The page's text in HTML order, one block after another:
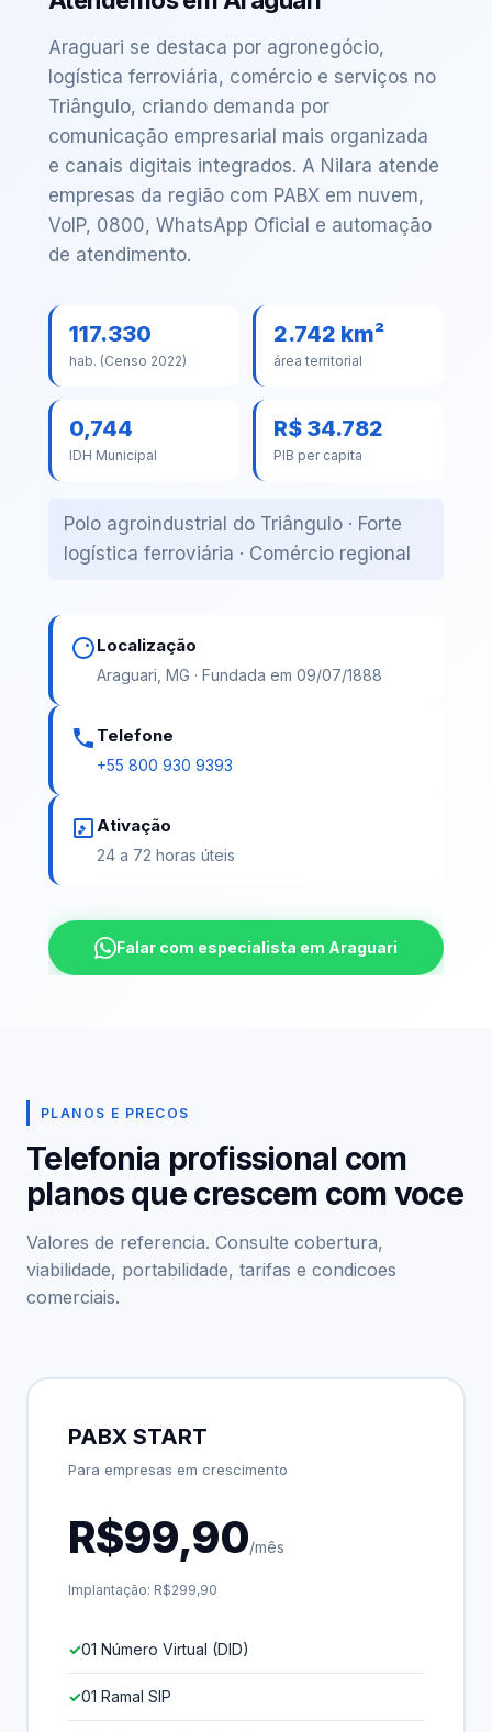
Araguari se destaca por agronegócio,
logística ferroviária, comércio e serviços no
Triângulo, criando demanda por
comunicação empresarial mais organizada
e canais digitais integrados. A Nilara atende
empresas da região com PABX em nuvem,
VoIP, 0800, WhatsApp Oficial e automação
de atendimento.
117.330
hab. (Censo 2022)
2.742 km²
área territorial
0,744
IDH Municipal
R$ 34.782
PIB per capita
Polo agroindustrial do Triângulo · Forte
logística ferroviária · Comércio regional
Localização
Araguari, MG · Fundada em 09/07/1888
Telefone
+55 800 930 9393
Ativação
24 a 72 horas úteis
Falar com especialista em Araguari
PLANOS E PRECOS
Telefonia profissional com
planos que crescem com voce
Valores de referencia. Consulte cobertura,
viabilidade, portabilidade, tarifas e condicoes
comerciais.
PABX START
Para empresas em crescimento
R$99,90/mês
Implantação: R$299,90
01 Número Virtual (DID)
01 Ramal SIP